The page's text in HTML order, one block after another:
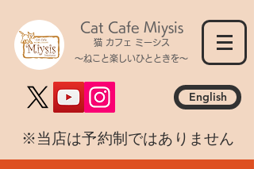
Cat Cafe Miysis
猫 カフェ ミーシス
～ねこと楽しいひとときを～
English
​※当店は予約制ではありません